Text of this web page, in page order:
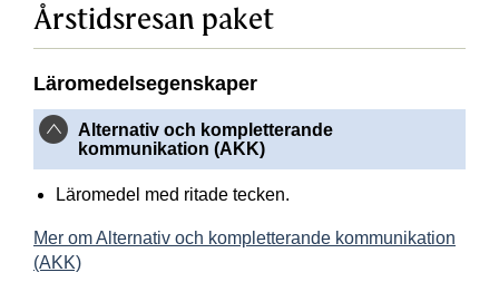
Årstidsresan paket
Läromedelsegenskaper
Alternativ och kompletterande
kommunikation (AKK)
Läromedel med ritade tecken.
Mer om Alternativ och kompletterande kommunikation
(AKK)